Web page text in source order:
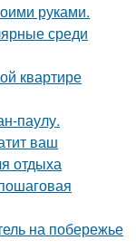
руками.
среди
квартире
паулу.
ваш
отдыха
на побережье